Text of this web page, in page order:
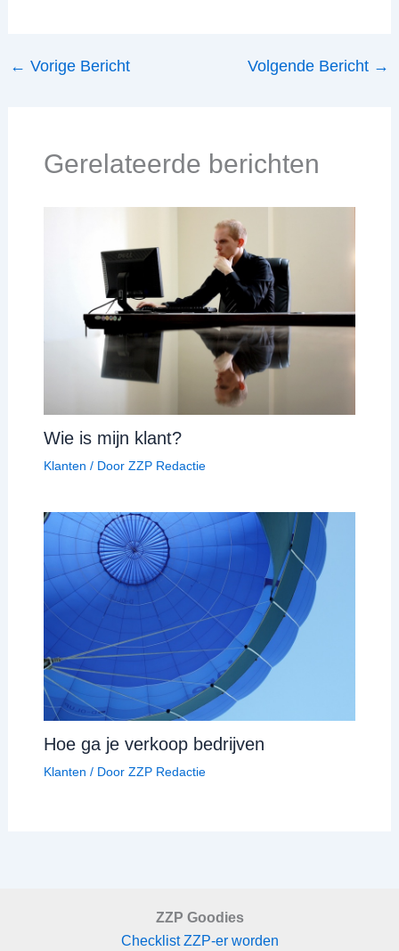
← Vorige Bericht Volgende Bericht →
Gerelateerde berichten
Wie is mijn klant?
Klanten / Door ZZP Redactie
Hoe ga je verkoop bedrijven
Klanten / Door ZZP Redactie
ZZP Goodies
Checklist ZZP-er worden